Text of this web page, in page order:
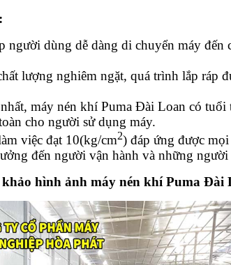
dùng dễ dàng di chuyển máy
lượng nghiêm ngặt, quá trình lắp ráp
máy nén khí Puma Đài Loan có
cho người sử dụng máy.
việc đạt 10(kg/cm2) đáp ứng được
đến người vận hành và những
hình ảnh máy nén khí Puma Đài